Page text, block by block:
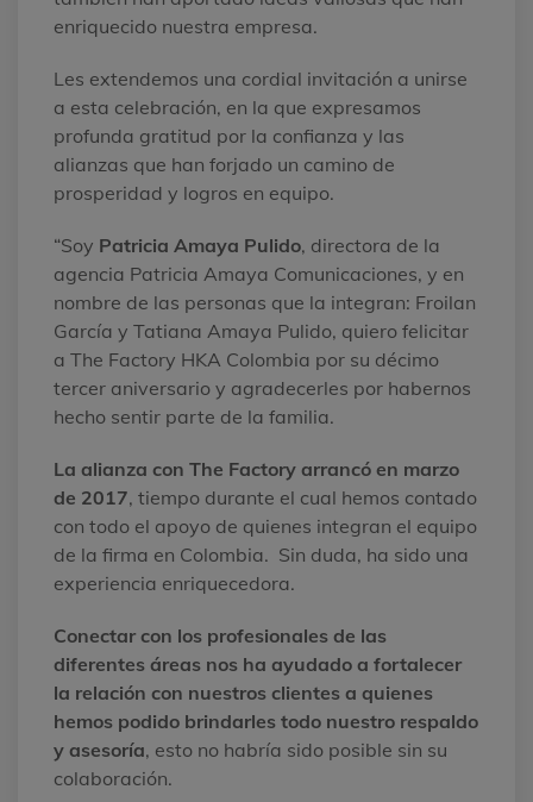
enriquecido nuestra empresa.
Les extendemos una cordial invitación a unirse
a esta celebración, en la que expresamos
profunda gratitud por la confianza y las
alianzas que han forjado un camino de
prosperidad y logros en equipo.
“Soy Patricia Amaya Pulido, directora de la
agencia Patricia Amaya Comunicaciones, y en
nombre de las personas que la integran: Froilan
García y Tatiana Amaya Pulido, quiero felicitar
a The Factory HKA Colombia por su décimo
tercer aniversario y agradecerles por habernos
hecho sentir parte de la familia.
La alianza con The Factory arrancó en marzo
de 2017, tiempo durante el cual hemos contado
con todo el apoyo de quienes integran el equipo
de la firma en Colombia. Sin duda, ha sido una
experiencia enriquecedora.
Conectar con los profesionales de las
diferentes áreas nos ha ayudado a fortalecer
la relación con nuestros clientes a quienes
hemos podido brindarles todo nuestro respaldo
y asesoría, esto no habría sido posible sin su
colaboración.